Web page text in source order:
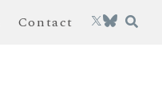
Contact